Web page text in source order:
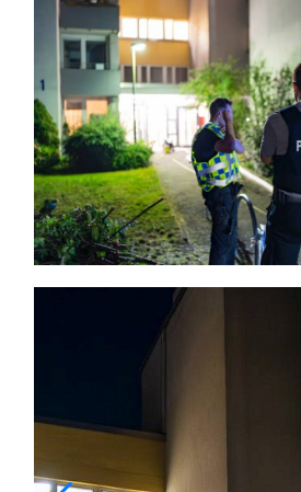
Themen und Termine
Gewinnspiele